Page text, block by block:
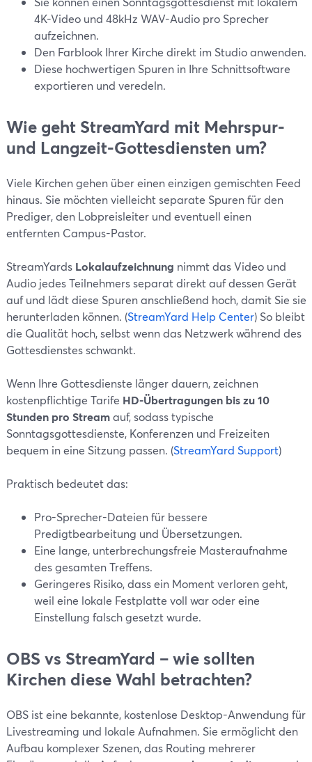
4K-Video und 48kHz WAV-Audio pro Sprecher
aufzeichnen.
Den Farblook Ihrer Kirche direkt im Studio anwenden.
Diese hochwertigen Spuren in Ihre Schnittsoftware
exportieren und veredeln.
Wie geht StreamYard mit Mehrspur-
und Langzeit-Gottesdiensten um?
Viele Kirchen gehen über einen einzigen gemischten Feed
hinaus. Sie möchten vielleicht separate Spuren für den
Prediger, den Lobpreisleiter und eventuell einen
entfernten Campus-Pastor.
StreamYards Lokalaufzeichnung nimmt das Video und
Audio jedes Teilnehmers separat direkt auf dessen Gerät
auf und lädt diese Spuren anschließend hoch, damit Sie sie
herunterladen können. (StreamYard Help Center) So bleibt
die Qualität hoch, selbst wenn das Netzwerk während des
Gottesdienstes schwankt.
Wenn Ihre Gottesdienste länger dauern, zeichnen
kostenpflichtige Tarife HD-Übertragungen bis zu 10
Stunden pro Streamauf, sodass typische
Sonntagsgottesdienste, Konferenzen und Freizeiten
bequem in eine Sitzung passen. (StreamYard Support)
Praktisch bedeutet das:
Pro-Sprecher-Dateien für bessere
Predigtbearbeitung und Übersetzungen.
Eine lange, unterbrechungsfreie Masteraufnahme
des gesamten Treffens.
Geringeres Risiko, dass ein Moment verloren geht,
weil eine lokale Festplatte voll war oder eine
Einstellung falsch gesetzt wurde.
OBS vs StreamYard – wie sollten
Kirchen diese Wahl betrachten?
OBS ist eine bekannte, kostenlose Desktop-Anwendung für
Livestreaming und lokale Aufnahmen. Sie ermöglicht den
Aufbau komplexer Szenen, das Routing mehrerer